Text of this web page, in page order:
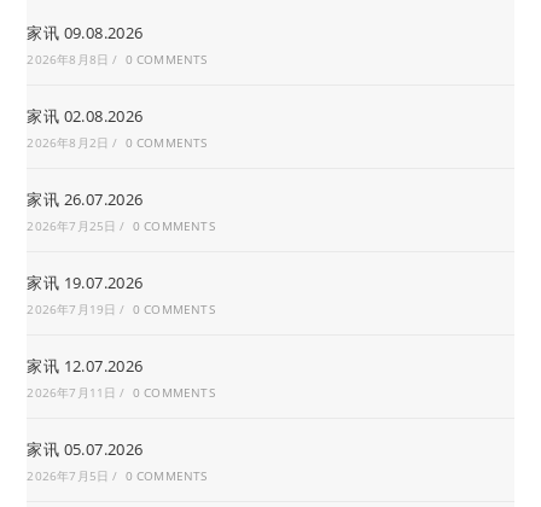
家讯 09.08.2026
2026年8月8日 / 0 COMMENTS
家讯 02.08.2026
2026年8月2日 / 0 COMMENTS
家讯 26.07.2026
2026年7月25日 / 0 COMMENTS
家讯 19.07.2026
2026年7月19日 / 0 COMMENTS
家讯 12.07.2026
2026年7月11日 / 0 COMMENTS
家讯 05.07.2026
2026年7月5日 / 0 COMMENTS